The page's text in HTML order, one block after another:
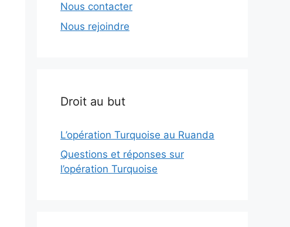
Nous contacter
Nous rejoindre
Droit au but
L’opération Turquoise au Ruanda
Questions et réponses sur
l’opération Turquoise